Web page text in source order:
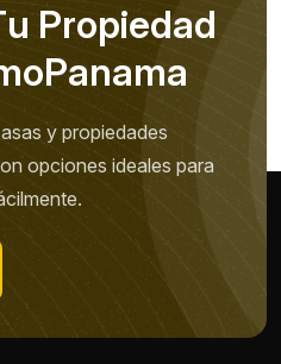
u Propiedad
oPanama
y propiedades
opciones ideales para